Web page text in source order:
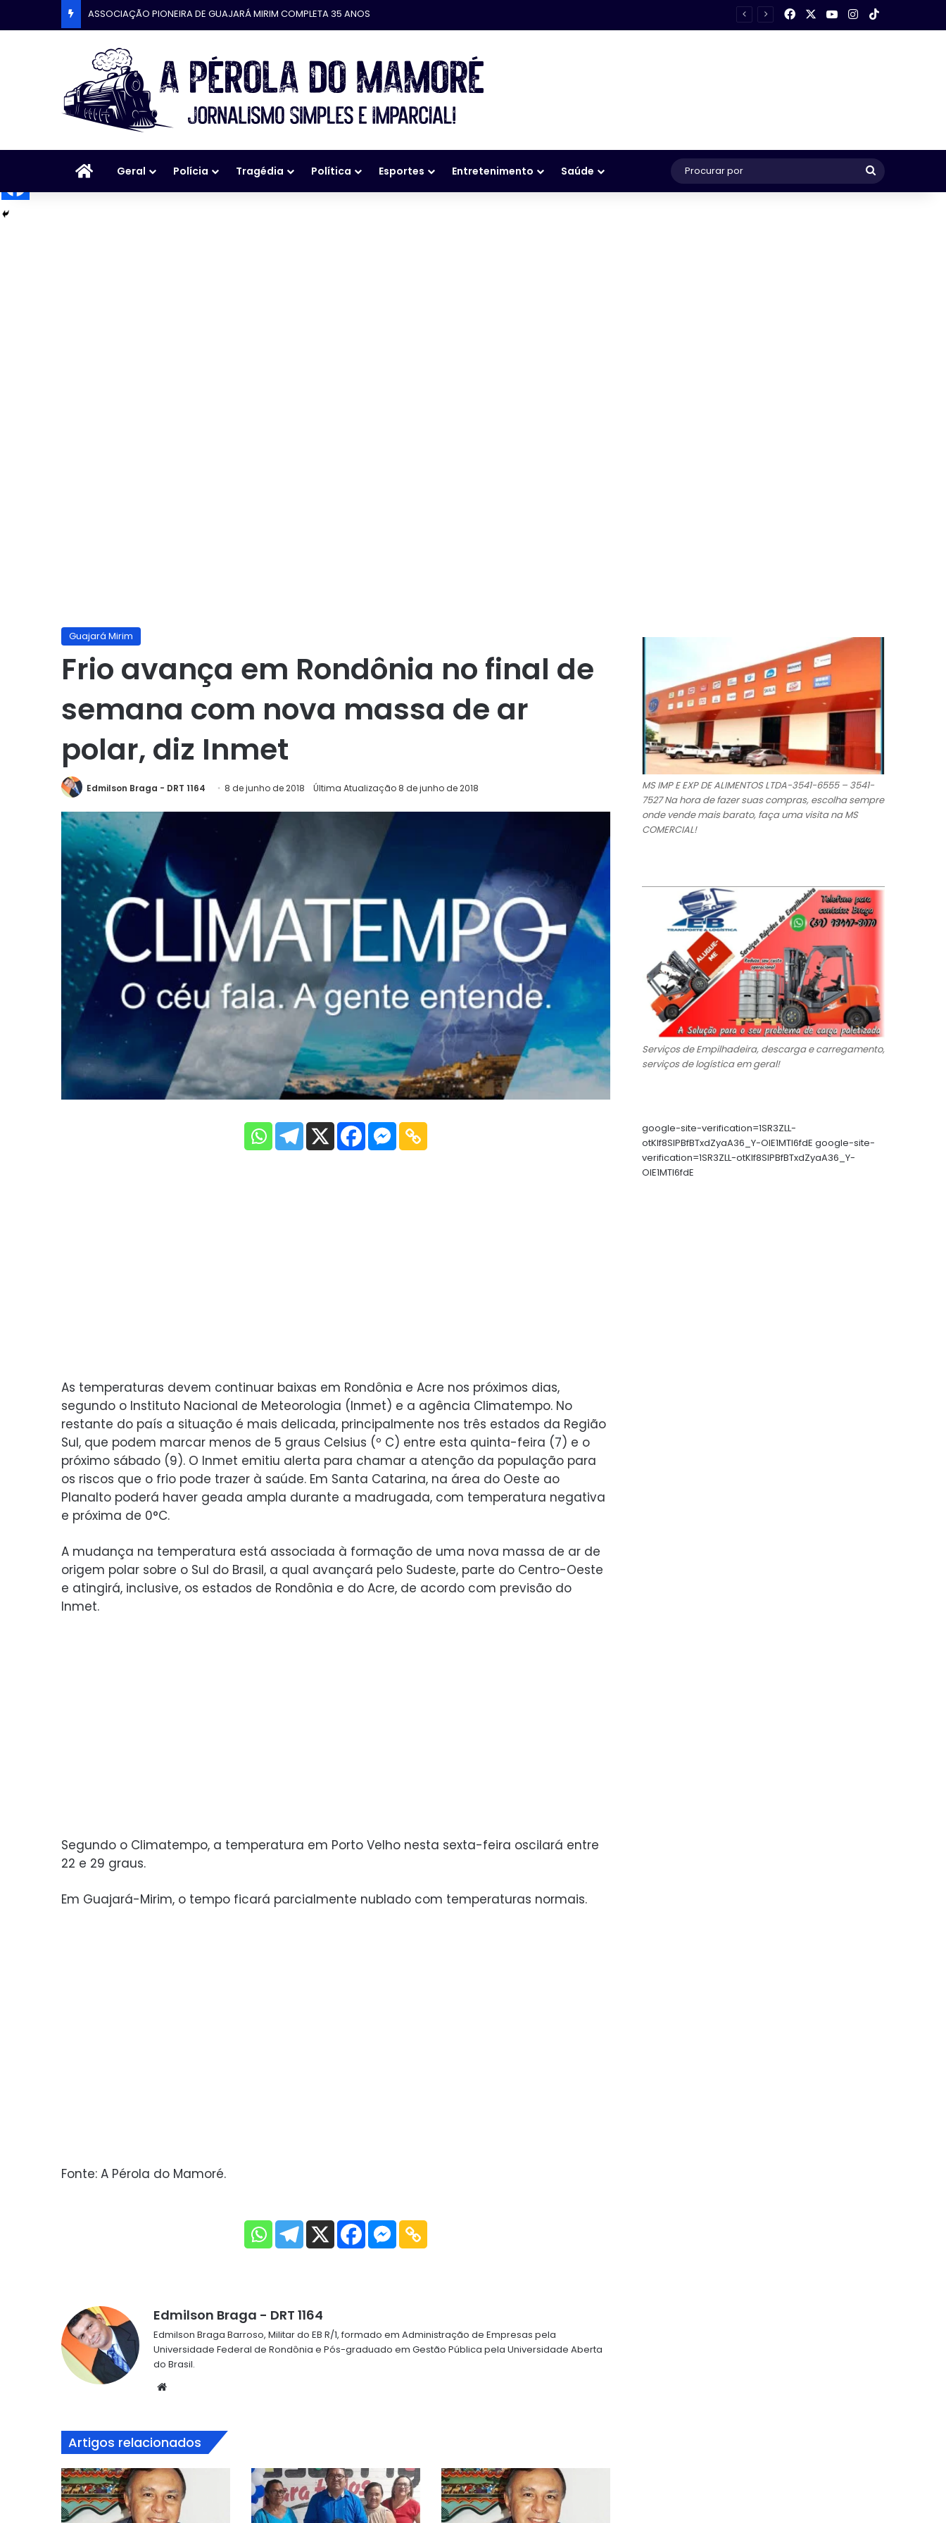
ASSOCIAÇÃO PIONEIRA DE GUAJARÁ MIRIM COMPLETA 35 ANOS FacebookYouTubeInstagram
InícioGeral Polícia Tragédia Política Esportes Entretenimento Saúde
Procurar
por
Guajará Mirim
Frio avança em Rondônia no final de
semana com nova massa de ar
polar, diz Inmet
Edmilson Braga - DRT 1164 8 de junho de 2018 Última Atualização 8 de junho de 2018
As temperaturas devem continuar baixas em Rondônia e Acre nos próximos dias,
segundo o Instituto Nacional de Meteorologia (Inmet) e a agência Climatempo. No
restante do país a situação é mais delicada, principalmente nos três estados da Região
Sul, que podem marcar menos de 5 graus Celsius (º C) entre esta quinta-feira (7) e o
próximo sábado (9). O Inmet emitiu alerta para chamar a atenção da população para
os riscos que o frio pode trazer à saúde. Em Santa Catarina, na área do Oeste ao
Planalto poderá haver geada ampla durante a madrugada, com temperatura negativa
e próxima de 0°C.
A mudança na temperatura está associada à formação de uma nova massa de ar de
origem polar sobre o Sul do Brasil, a qual avançará pelo Sudeste, parte do Centro-Oeste
e atingirá, inclusive, os estados de Rondônia e do Acre, de acordo com previsão do
Inmet.
Segundo o Climatempo, a temperatura em Porto Velho nesta sexta-feira oscilará entre
22 e 29 graus.
Em Guajará-Mirim, o tempo ficará parcialmente nublado com temperaturas normais.
Fonte: A Pérola do Mamoré.
Edmilson Braga - DRT 1164
Edmilson Braga Barroso, Militar do EB R/1, formado em Administração de Empresas pela
Universidade Federal de Rondônia e Pós-graduado em Gestão Pública pela Universidade Aberta
do Brasil.
Artigos relacionados
MS IMP E EXP DE ALIMENTOS LTDA-3541-6555 – 3541-
7527 Na hora de fazer suas compras, escolha sempre
onde vende mais barato, faça uma visita na MS
COMERCIAL!
Serviços de Empilhadeira, descarga e carregamento,
serviços de logística em geral!
google-site-verification=1SR3ZLL-
otKIf8SlPBfBTxdZyaA36_Y-OIE1MTl6fdE google-site-
verification=1SR3ZLL-otKIf8SlPBfBTxdZyaA36_Y-
OIE1MTl6fdE